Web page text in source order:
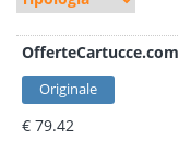
OfferteCartucce.com
Originale
€ 79.42